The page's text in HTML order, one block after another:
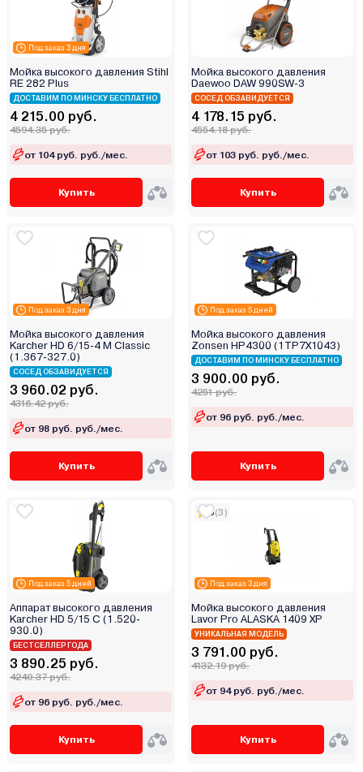
Под заказ 3 дня
Мойка высокого давления Stihl
RE 282 Plus
ДОСТАВИМ ПО МИНСКУ БЕСПЛАТНО
4 215.00 руб.
4594.35 руб.
от 104 руб. руб./мес.
Купить
Мойка высокого давления
Daewoo DAW 990SW-3
СОСЕД ОБЗАВИДУЕТСЯ
4 178.15 руб.
4554.18 руб.
от 103 руб. руб./мес.
Купить
Под заказ 3 дня
Мойка высокого давления
Karcher HD 6/15-4 M Classic
(1.367-327.0)
СОСЕД ОБЗАВИДУЕТСЯ
3 960.02 руб.
4316.42 руб.
от 98 руб. руб./мес.
Купить
Под заказ 5 дней
Мойка высокого давления
Zonsen HP4300 (1TP7X1043)
ДОСТАВИМ ПО МИНСКУ БЕСПЛАТНО
3 900.00 руб.
4251 руб.
от 96 руб. руб./мес.
Купить
Под заказ 5 дней
Аппарат высокого давления
Karcher HD 5/15 C (1.520-
930.0)
БЕСТСЕЛЛЕР ГОДА
3 890.25 руб.
4240.37 руб.
от 96 руб. руб./мес.
Купить
Под заказ 3 дня
5(3)
Мойка высокого давления
Lavor Pro ALASKA 1409 XP
УНИКАЛЬНАЯ МОДЕЛЬ
3 791.00 руб.
4132.19 руб.
от 94 руб. руб./мес.
Купить